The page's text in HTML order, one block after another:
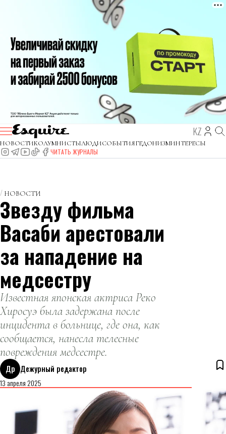
KZ
НОВОСТИКОЛУМНИСТЫЛЮДИСОБЫТИЯГЕДОНИЗМИНТЕРЕСЫ
ЧИТАТЬ ЖУРНАЛЫ
НОВОСТИ
Звезду фильма
Васаби арестовали
за нападение на
медсестру
Известная японская актриса Реко
Хиросуэ была задержана после
инцидента в больнице, где она, как
сообщается, нанесла телесные
повреждения медсестре.
Др Дежурный редактор
13 апреля 2025